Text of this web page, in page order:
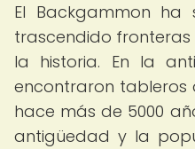
El Backgammon
trascendido
la historia. En la
encontraron
hace más de 5000
antigüedad y la